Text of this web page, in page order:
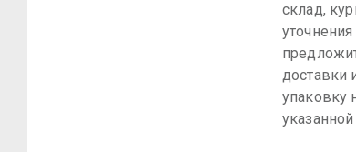
склад,
доставки
упаковку